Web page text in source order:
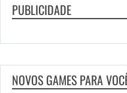
PUBLICIDADE
NOVOS GAMES PARA